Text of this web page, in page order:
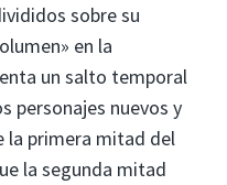
sobre su
en la
un salto temporal
personajes nuevos y
la primera mitad del
la segunda mitad